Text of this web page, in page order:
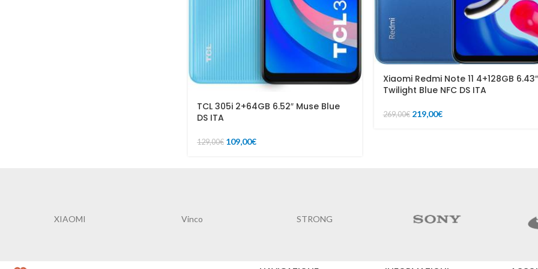
TCL 305i 2+64GB 6.52″ Muse Blue
DS ITA
129,00€ 109,00€
Xiaomi Redmi Note 11 4+128GB 6.43″
Twilight Blue NFC DS ITA
269,00€ 219,00€
XIAOMI Vinco STRONG